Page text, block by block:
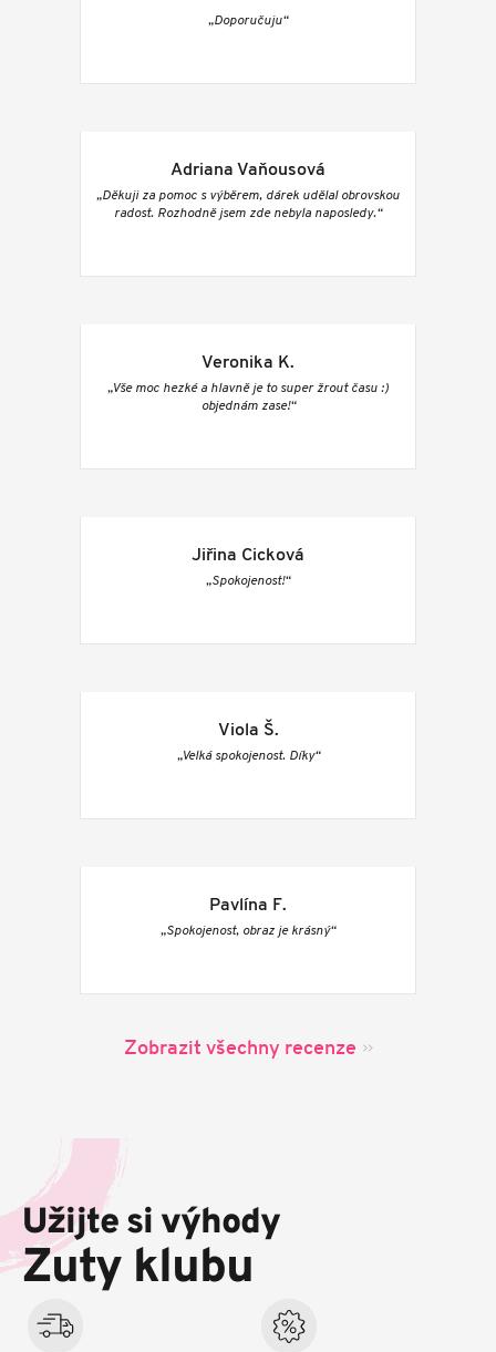
„Doporučuju“
Adriana Vaňousová
„Děkuji za pomoc s výběrem, dárek udělal obrovskou
radost. Rozhodně jsem zde nebyla naposledy.“
Veronika K.
„Vše moc hezké a hlavně je to super žrout času :)
objednám zase!“
Jiřina Cicková
„Spokojenost!“
Viola Š.
„Velká spokojenost. Díky“
Pavlína F.
„Spokojenost, obraz je krásný“
Zobrazit všechny recenze
a
í
Užijte si výhody
Zuty klubu